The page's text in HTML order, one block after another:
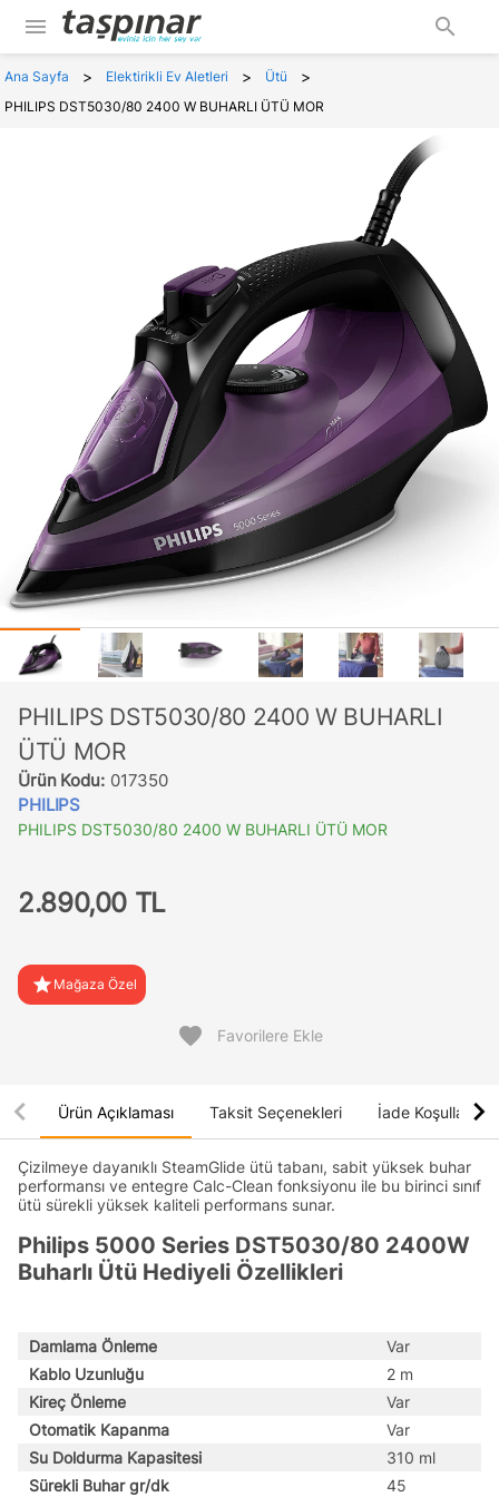
menu search
Ana Sayfa > Elektirikli Ev Aletleri > Ütü >
PHILIPS DST5030/80 2400 W BUHARLI ÜTÜ MOR
PHILIPS DST5030/80 2400 W BUHARLI
ÜTÜ MOR
Ürün Kodu: 017350
PHILIPS
PHILIPS DST5030/80 2400 W BUHARLI ÜTÜ MOR
2.890,00 TL
star Mağaza Özel
favorite Favorilere Ekle
Ürün Açıklaması Taksit Seçenekleri İade Koşulları
chevron_left chevron_right
Çizilmeye dayanıklı SteamGlide ütü tabanı, sabit yüksek buhar
performansı ve entegre Calc-Clean fonksiyonu ile bu birinci sınıf
ütü sürekli yüksek kaliteli performans sunar.
Philips 5000 Series DST5030/80 2400W
Buharlı Ütü Hediyeli Özellikleri
Damlama Önleme
Var
Kablo Uzunluğu
2 m
Kireç Önleme
Var
Otomatik Kapanma
Var
Su Doldurma Kapasitesi
310 ml
Sürekli Buhar gr/dk
45